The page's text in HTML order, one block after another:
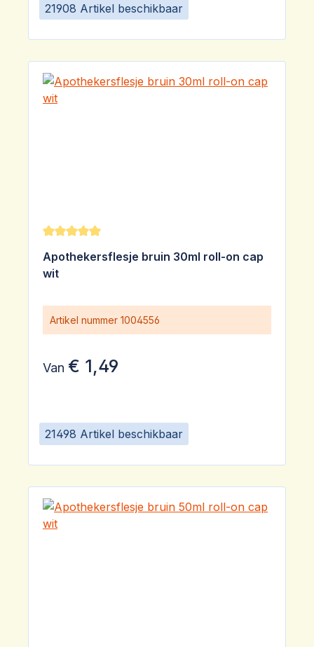
21908 Artikel beschikbaar
21498 Artikel beschikbaar
Gemiddelde waardering van 5 van 5 sterren
Apothekersflesje bruin 30ml roll-on cap
wit
Artikel nummer 1004556
Van € 1,49